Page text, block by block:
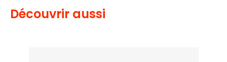
Découvrir aussi